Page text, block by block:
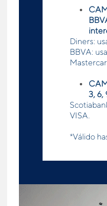
Diners:
BBVA:
3, 6,
VISA.
*Válido